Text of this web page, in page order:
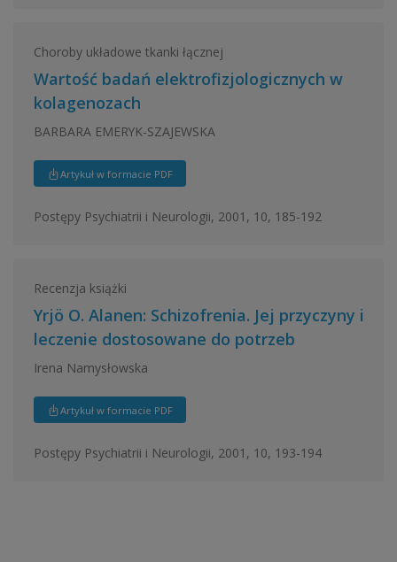
Choroby układowe tkanki łącznej
Wartość badań elektrofizjologicznych w
kolagenozach
BARBARA EMERYK-SZAJEWSKA
Artykuł w formacie PDF
Postępy Psychiatrii i Neurologii, 2001, 10, 185-192
Recenzja książki
Yrjö O. Alanen: Schizofrenia. Jej przyczyny i
leczenie dostosowane do potrzeb
Irena Namysłowska
Artykuł w formacie PDF
Postępy Psychiatrii i Neurologii, 2001, 10, 193-194